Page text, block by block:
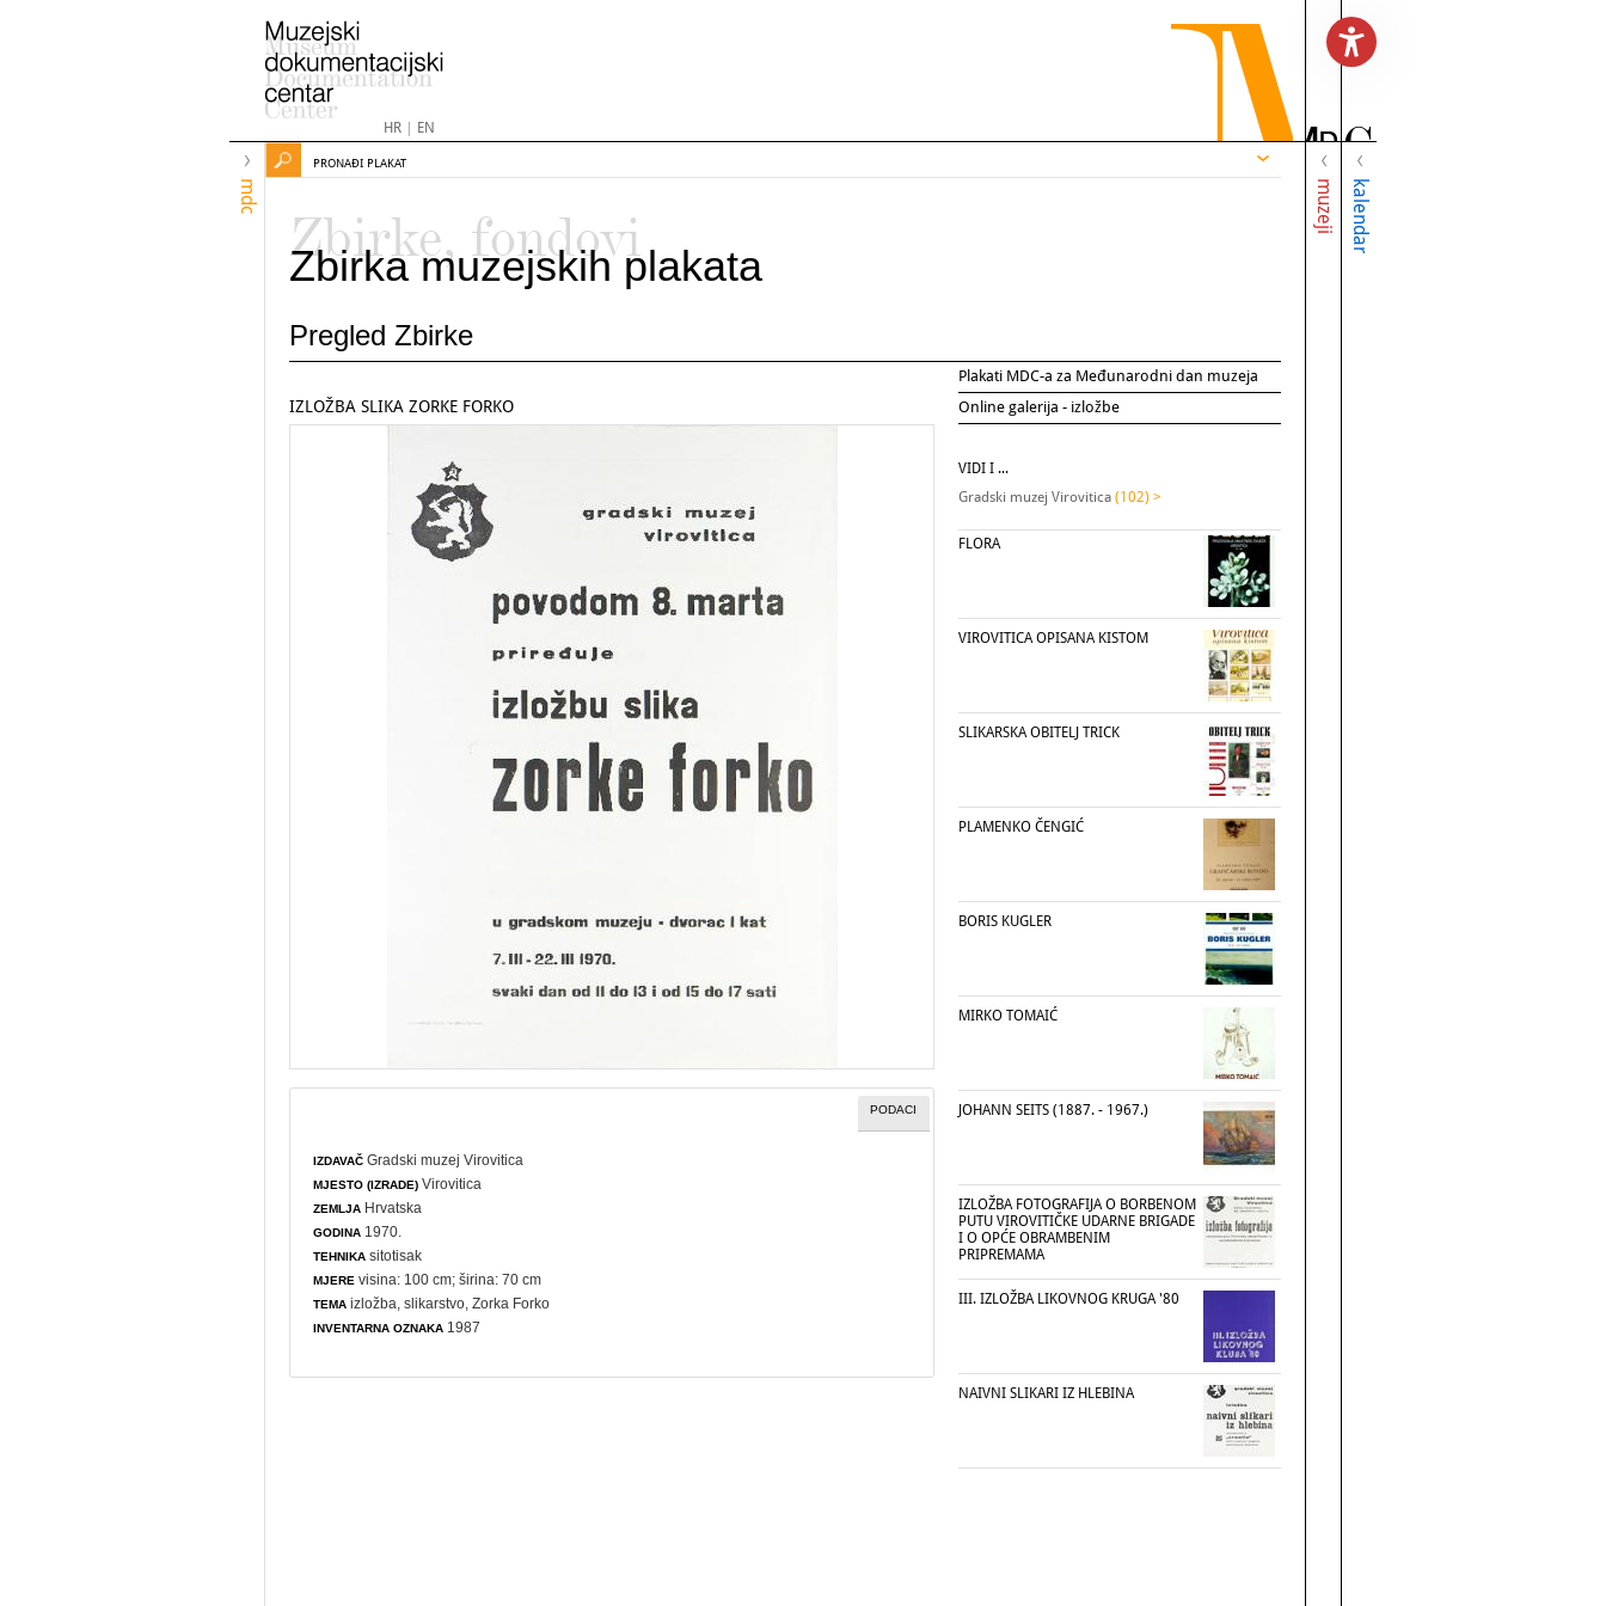
HR| EN
mdc muzeji kalendar
PRONAĐI PLAKAT
Zbirke, fondovi
Zbirka muzejskih plakata
Pregled Zbirke
Plakati MDC-a za Međunarodni dan muzeja
Online galerija - izložbe
IZLOŽBA SLIKA ZORKE FORKO
PODACI
IZDAVAČ Gradski muzej Virovitica
MJESTO (IZRADE) Virovitica
ZEMLJA Hrvatska
GODINA 1970.
TEHNIKA sitotisak
MJERE visina: 100 cm; širina: 70 cm
TEMA izložba ,slikarstvo , Zorka Forko
INVENTARNA OZNAKA 1987
VIDI I ...
Gradski muzej Virovitica (102) >
FLORA
VIROVITICA OPISANA KISTOM
SLIKARSKA OBITELJ TRICK
PLAMENKO ČENGIĆ
BORIS KUGLER
MIRKO TOMAIĆ
JOHANN SEITS (1887. - 1967.)
IZLOŽBA FOTOGRAFIJA O BORBENOM
PUTU VIROVITIČKE UDARNE BRIGADE
I O OPĆE OBRAMBENIM
PRIPREMAMA
III. IZLOŽBA LIKOVNOG KRUGA '80
NAIVNI SLIKARI IZ HLEBINA